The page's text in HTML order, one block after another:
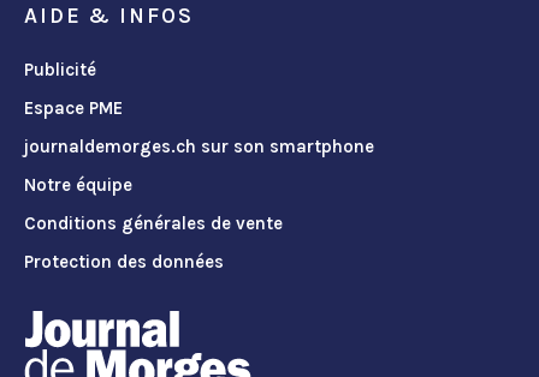
AIDE & INFOS
Publicité
Espace PME
journaldemorges.ch sur son smartphone
Notre équipe
Conditions générales de vente
Protection des données